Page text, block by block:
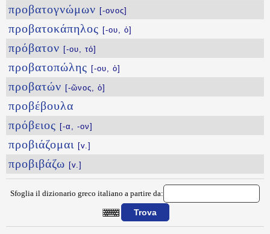
προβατογνώμων [-ονος]
προβατοκάπηλος [-ου, ὁ]
πρόβατον [-ου, τό]
προβατοπώλης [-ου, ὁ]
προβατών [-ῶνος, ὁ]
προβέβουλα
πρόβειος [-α, -ον]
προβιάζομαι [v.]
προβιβάζω [v.]
Sfoglia il dizionario greco italiano a partire da: